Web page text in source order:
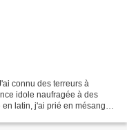
connu des terreurs à
idole naufragée à des
latin, j'ai prié en mésange